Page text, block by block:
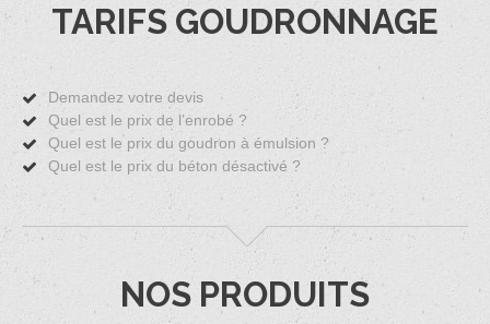
TARIFS GOUDRONNAGE
Demandez votre devis
Quel est le prix de l’enrobé ?
Quel est le prix du goudron à émulsion ?
Quel est le prix du béton désactivé ?
NOS PRODUITS